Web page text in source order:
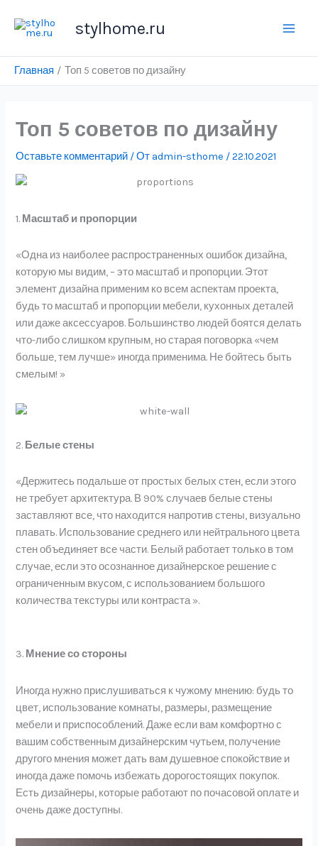
stylhome.ru
Главная Топ 5 советов по дизайну
Топ 5 советов по дизайну
Оставьте комментарий / От admin-sthome /22.10.2021
1. Масштаб и пропорции
«Одна из наиболее распространенных ошибок дизайна,
которую мы видим, – это масштаб и пропорции. Этот
элемент дизайна применим ко всем аспектам проекта,
будь то масштаб и пропорции мебели, кухонных деталей
или даже аксессуаров. Большинство людей боятся делать
что-либо слишком крупным, но старая поговорка «чем
больше, тем лучше» иногда применима. Не бойтесь быть
смелым! »
2. Белые стены
«Держитесь подальше от простых белых стен, если этого
не требует архитектура. В 90% случаев белые стены
заставляют все, что находится напротив стены, визуально
плавать. Использование среднего или нейтрального цвета
стен объединяет все части. Белый работает только в том
случае, если это осознанное дизайнерское решение с
ограниченным вкусом, с использованием большого
количества текстуры или контраста ».
3. Мнение со стороны
Иногда нужно прислушиваться к чужому мнению: будь то
цвет, использование комнаты, размеры, размещение
мебели и приспособлений. Даже если вам комфортно с
вашим собственным дизайнерским чутьем, получение
другого мнения может дать вам душевное спокойствие и
иногда даже помочь избежать дорогостоящих покупок.
Есть дизайнеры, которые работают по почасовой оплате и
очень даже доступны.